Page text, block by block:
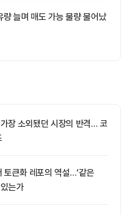
량 늘며 매도 가능 물량 불어났
장 소외됐던 시장의 반격… 코
토큰화 레포의 역설…‘같은
는가